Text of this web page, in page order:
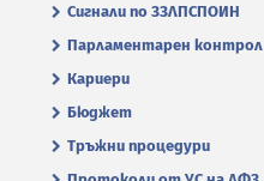
Сигнали по ЗЗЛПСПОИН
Парламентарен контрол
Кариери
Бюджет
Тръжни процедури